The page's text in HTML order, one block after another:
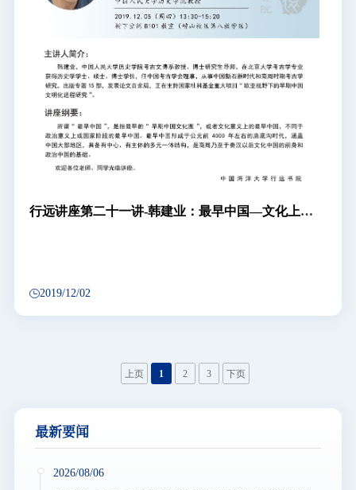
行远讲座第二十一讲-韩建业：最早中国—文化上的
2019/12/02
上页 1 2 3 下页
最新要闻
2026/08/06